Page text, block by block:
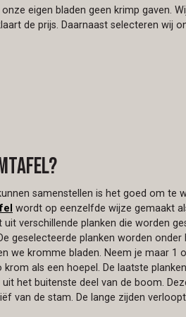
eigen bladen geen krimp gaven.
de prijs. Daarnaast selecteren wij
samenstellen is het goed om te
wordt op eenzelfde wijze gemaakt
verschillende planken die worden
geselecteerde planken worden onder
we kromme bladen. Neem je maar 1
als een hoepel. De laatste
het buitenste deel van de boom.
van de stam. De lange zijden